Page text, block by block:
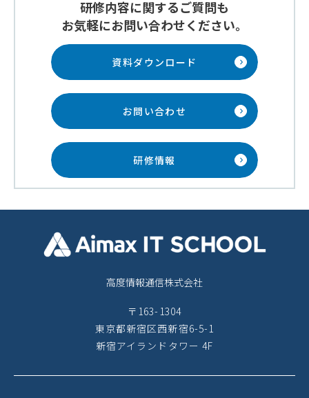
研修内容に関するご質問も
お気軽にお問い合わせください。
資料ダウンロード
お問い合わせ
研修情報
高度情報通信株式会社
〒163-1304
東京都新宿区西新宿6-5-1
新宿アイランドタワー 4F